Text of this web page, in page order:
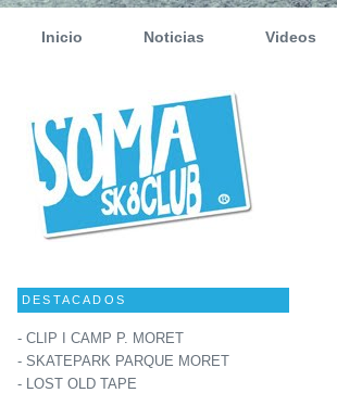
Inicio Noticias Videos
DESTACADOS
- CLIP I CAMP P. MORET
- SKATEPARK PARQUE MORET
- LOST OLD TAPE